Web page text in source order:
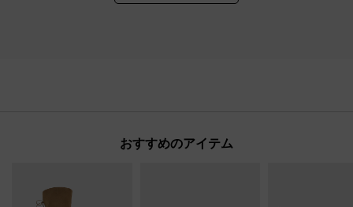
おすすめのアイテム